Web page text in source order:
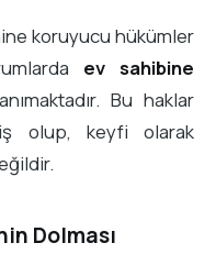
koruyucu hükümler
ev sahibine
Bu haklar
olup, keyfi olarak
Dolması